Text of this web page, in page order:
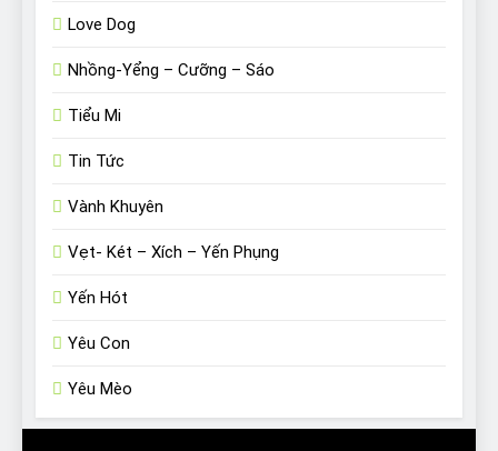
Love Dog
Nhồng-Yểng – Cưỡng – Sáo
Tiểu Mi
Tin Tức
Vành Khuyên
Vẹt- Két – Xích – Yến Phụng
Yến Hót
Yêu Con
Yêu Mèo